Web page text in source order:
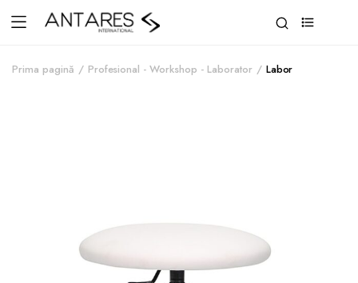
Prima pagină Profesional - Workshop - Laborator Labor